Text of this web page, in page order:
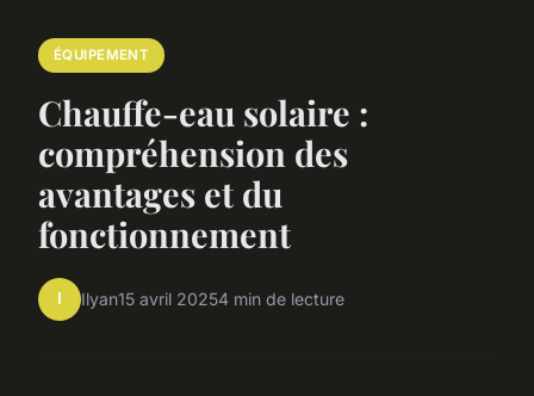
ÉQUIPEMENT
Chauffe-eau solaire :
compréhension des
avantages et du
fonctionnement
I Ilyan15 avril 20254 min de lecture